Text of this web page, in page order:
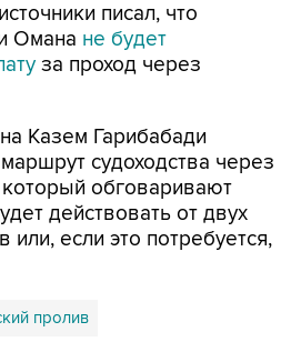
писал, что
Омана не будет
за проход через
Казем Гарибабади
судоходства через
обговаривают
действовать от двух
если это потребуется,
пролив